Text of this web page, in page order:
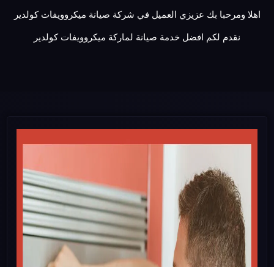
اهلا ومرحبا بك عزيزي العميل في شركة صيانة ميكروويفات كولدير
نقدم لكم افضل خدمة صيانة لماركة ميكروويفات كولدير